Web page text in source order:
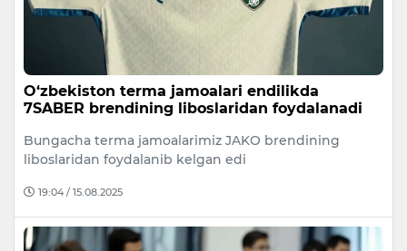
O‘zbekiston terma jamoalari endilikda
7SABER brendining liboslaridan foydalanadi
Bungacha terma jamoalarimiz JAKO brendining
liboslaridan foydalanib kelgan edi
19:04 / 15.08.2025